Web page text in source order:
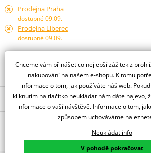
Prodejna Praha
dostupné 09.09.
Prodejna Liberec
dostupné 09.09.
Obraťte se na specialistu
Popis a parametry
Jsme autorizovaný
dealer značky PUIG
MB AGUSTA SUPERVELOCE 800 20'-22'
Chceme vám přinášet co nejlepší zážitek z
nakupování na našem e-shopu. K tomu
informace o tom, jak používáte náš web.
kliknutím na tlačítko neukládat nám dáte najevo,
informace o vaší návštěvě. Informace o tom,
způsobem uchováváme
Neukládat info
V pohodě pokračovat